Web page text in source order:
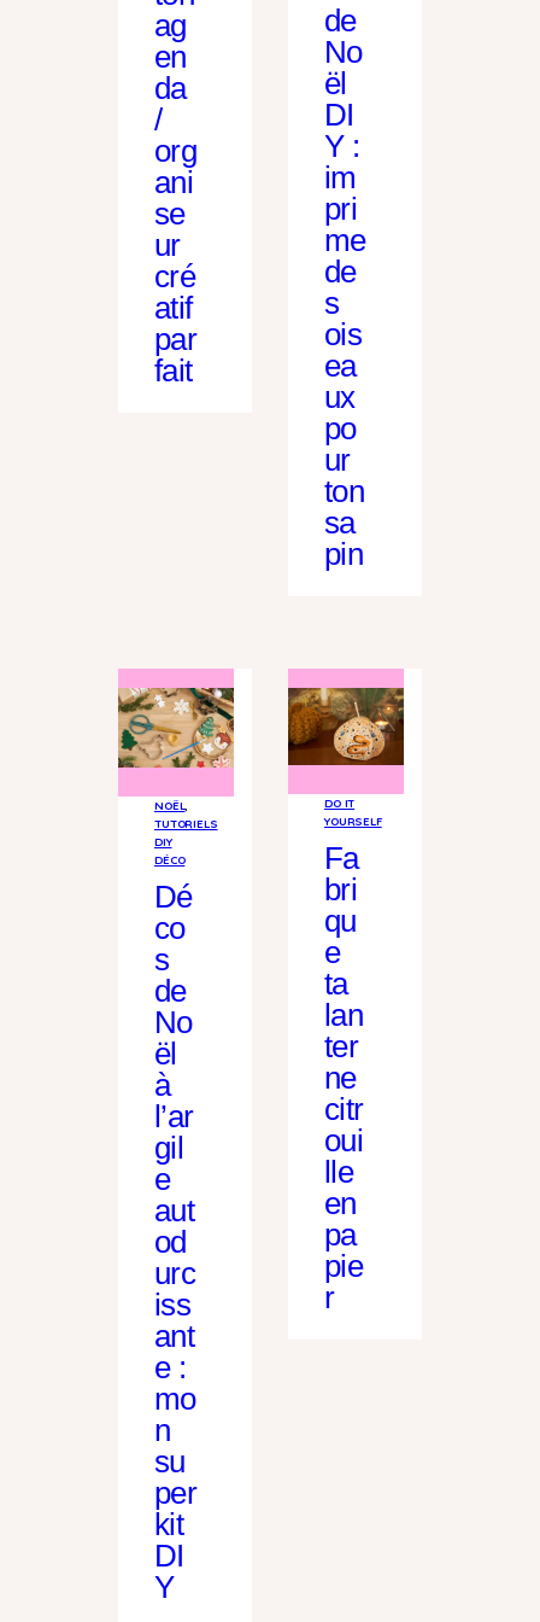
ag
en
da
/
org
ani
se
ur
cré
atif
par
fait
de
No
ël
DI
Y :
im
pri
me
de
s
ois
ea
ux
po
ur
ton
sa
pin
NOËL
TUTORIELS
DIY
DÉCO
Dé
co
s
de
No
ël
à
l’ar
gil
e
aut
od
urc
iss
ant
e :
mo
n
su
per
kit
DI
Y
DO IT
YOURSELF
Fa
bri
qu
e
ta
lan
ter
ne
citr
oui
lle
en
pa
pie
r